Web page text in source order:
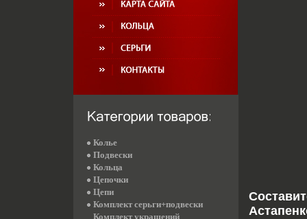
Колье
Подвески
Кольца
Цепочки
Цепи
Комплект серьги+подвески
Комплект украшений